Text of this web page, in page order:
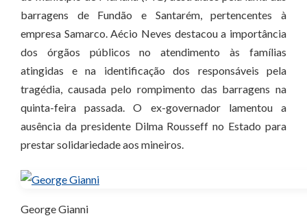
barragens de Fundão e Santarém, pertencentes à
empresa Samarco. Aécio Neves destacou a importância
dos órgãos públicos no atendimento às famílias
atingidas e na identificação dos responsáveis pela
tragédia, causada pelo rompimento das barragens na
quinta-feira passada. O ex-governador lamentou a
ausência da presidente Dilma Rousseff no Estado para
prestar solidariedade aos mineiros.
George Gianni